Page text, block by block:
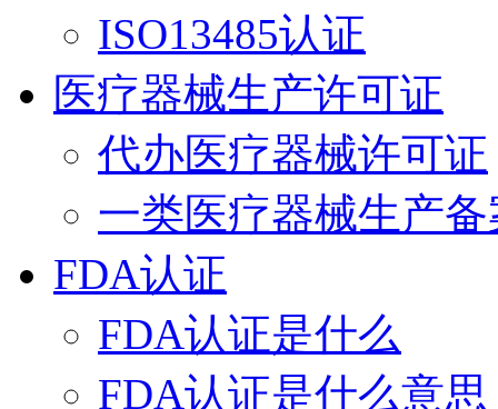
ISO13485认证
医疗器械生产许可证
代办医疗器械许可证
一类医疗器械生产备
FDA认证
FDA认证是什么
FDA认证是什么意思